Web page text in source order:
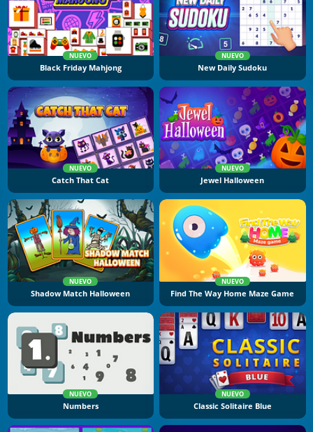
NUEVO
Black Friday Mahjong
NUEVO
New Daily Sudoku
NUEVO
Catch That Cat
NUEVO
Jewel Halloween
NUEVO
Shadow Match Halloween
NUEVO
Find The Way Home Maze Game
NUEVO
Numbers
NUEVO
Classic Solitaire Blue